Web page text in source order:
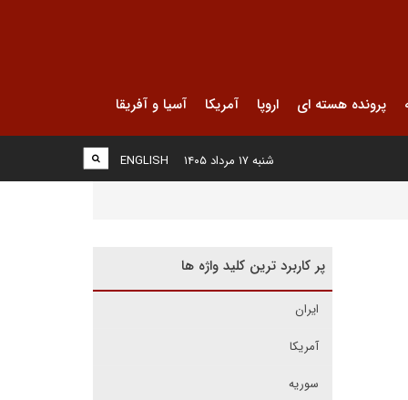
پرونده هسته ای اروپا آمریکا آسیا و آفریقا
ENGLISH شنبه ۱۷ مرداد ۱۴۰۵
پر کاربرد ترین کلید واژه ها
ایران
آمریکا
سوریه